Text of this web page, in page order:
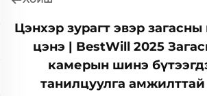
Цэнхэр зурагт эвэр
цэнэ | BestWill 2025
камерын шинэ
танилцуулга